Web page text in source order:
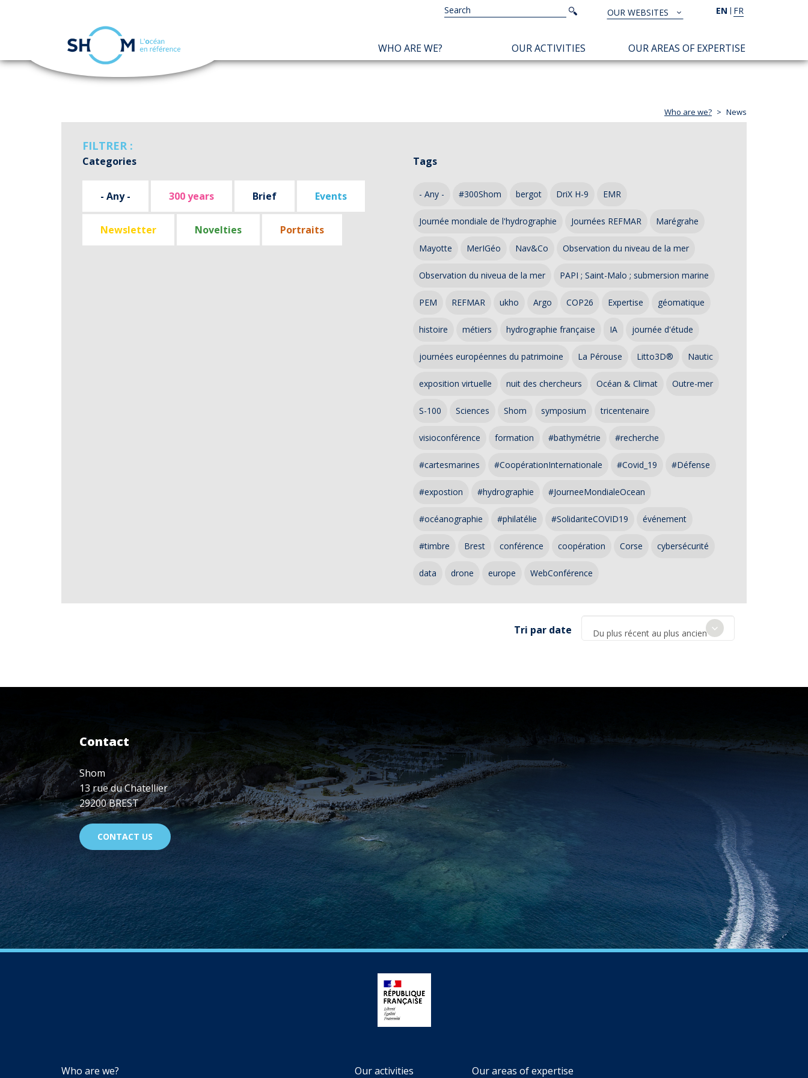
Skip
EN FR
TOUS
NOS
SITES
OUR WEBSITES
Search
Search
NAVIGATION
PRINCIPALE
WHO ARE WE? OUR ACTIVITIES OUR AREAS OF EXPERTISE
Who are we? News
FILTRER :
Categories
- Any - 300 years Brief Events
Newsletter Novelties Portraits
Tags
- Any - #300Shom bergot DriX H-9 EMR
Journée mondiale de l'hydrographie Journées REFMAR Marégrahe
Mayotte MerIGéo Nav&Co Observation du niveau de la mer
Observation du niveua de la mer PAPI ; Saint-Malo ; submersion marine
PEM REFMAR ukho Argo COP26 Expertise géomatique
histoire métiers hydrographie française IA journée d'étude
journées européennes du patrimoine La Pérouse Litto3D® Nautic
exposition virtuelle nuit des chercheurs Océan & Climat Outre-mer
S-100 Sciences Shom symposium tricentenaire
visioconférence formation #bathymétrie #recherche
#cartesmarines #CoopérationInternationale #Covid_19 #Défense
#expostion #hydrographie #JourneeMondialeOcean
#océanographie #philatélie #SolidariteCOVID19 événement
#timbre Brest conférence coopération Corse cybersécurité
data drone europe WebConférence
Tri par date Du plus récent au plus ancien
Contact
Shom
13 rue du Chatellier
29200 BREST
CONTACT US
NAVIGATION
Who are we? Our activities Our areas of expertise